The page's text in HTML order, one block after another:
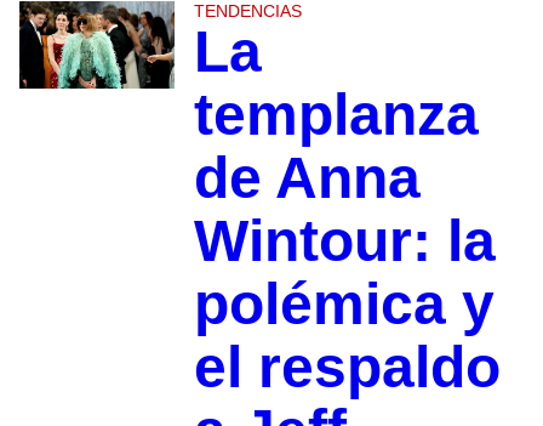
TENDENCIAS
La
templanza
de Anna
Wintour: la
polémica y
el respaldo